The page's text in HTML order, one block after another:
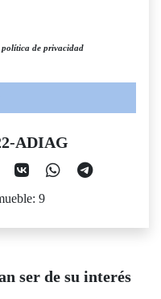
política de privacidad
ADIAG
9
ser de su interés